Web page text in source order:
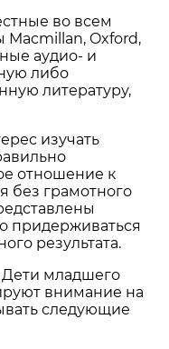
во всем
Oxford,
аудио- и
либо
литературу,
изучать
отношение к
без грамотного
придерживаться
результата.
младшего
внимание на
следующие